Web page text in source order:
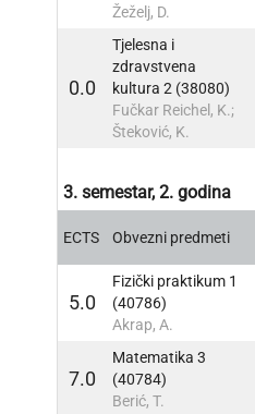
Žeželj, D.
0.0
Tjelesna i
zdravstvena
kultura 2 (38080)
Fučkar Reichel, K.;
Šteković, K.
3. semestar, 2. godina
ECTS Obvezni predmeti
5.0
Fizički praktikum 1
(40786)
Akrap, A.
7.0
Matematika 3
(40784)
Berić, T.